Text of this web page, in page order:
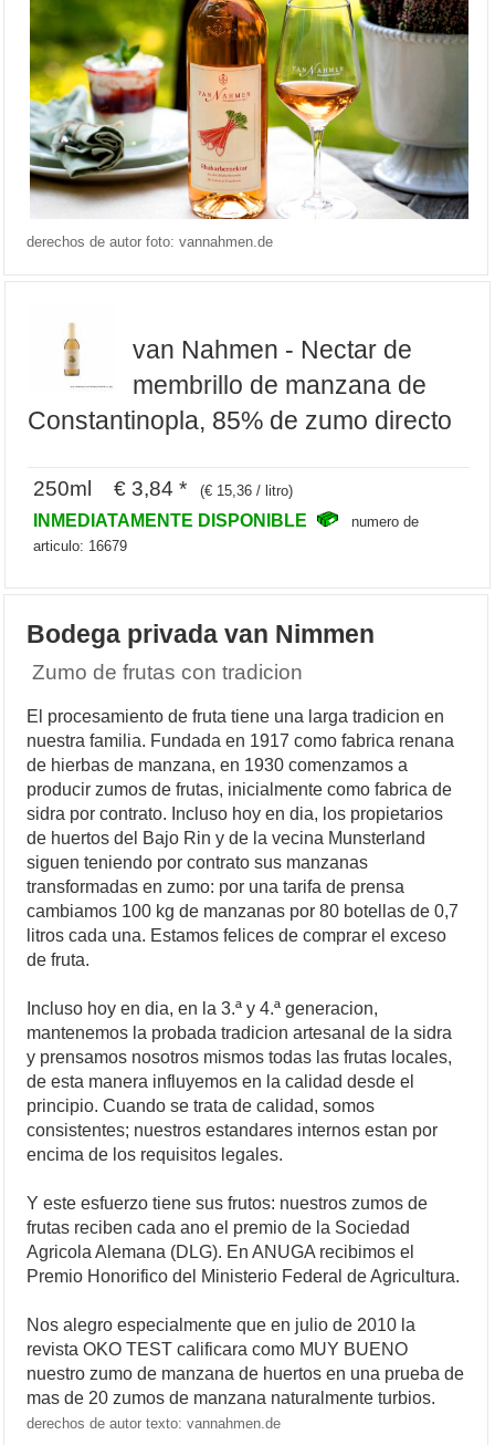
derechos de autor foto: vannahmen.de
van Nahmen - Nectar de
membrillo de manzana de
Constantinopla, 85% de zumo directo
250ml € 3,84 * (€ 15,36 / litro)
INMEDIATAMENTE DISPONIBLE
numero de
articulo: 16679
Bodega privada van Nimmen
Zumo de frutas con tradicion
El procesamiento de fruta tiene una larga tradicion en
nuestra familia. Fundada en 1917 como fabrica renana
de hierbas de manzana, en 1930 comenzamos a
producir zumos de frutas, inicialmente como fabrica de
sidra por contrato. Incluso hoy en dia, los propietarios
de huertos del Bajo Rin y de la vecina Munsterland
siguen teniendo por contrato sus manzanas
transformadas en zumo: por una tarifa de prensa
cambiamos 100 kg de manzanas por 80 botellas de 0,7
litros cada una. Estamos felices de comprar el exceso
de fruta.
Incluso hoy en dia, en la 3.ª y 4.ª generacion,
mantenemos la probada tradicion artesanal de la sidra
y prensamos nosotros mismos todas las frutas locales,
de esta manera influyemos en la calidad desde el
principio. Cuando se trata de calidad, somos
consistentes; nuestros estandares internos estan por
encima de los requisitos legales.
Y este esfuerzo tiene sus frutos: nuestros zumos de
frutas reciben cada ano el premio de la Sociedad
Agricola Alemana (DLG). En ANUGA recibimos el
Premio Honorifico del Ministerio Federal de Agricultura.
Nos alegro especialmente que en julio de 2010 la
revista OKO TEST calificara como MUY BUENO
nuestro zumo de manzana de huertos en una prueba de
mas de 20 zumos de manzana naturalmente turbios.
derechos de autor texto: vannahmen.de